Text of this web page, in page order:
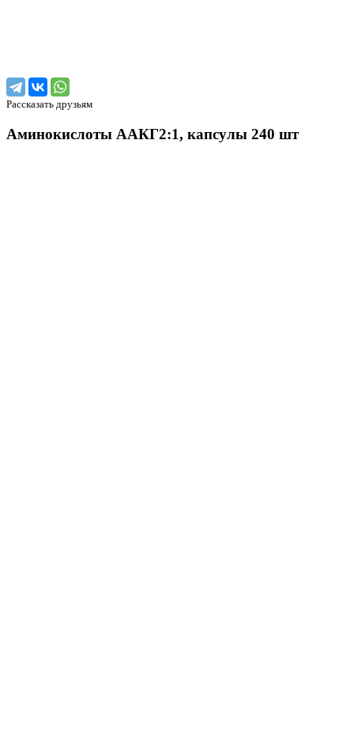
Рассказать друзьям
Аминокислоты ААКГ2:1, капсулы 240 шт